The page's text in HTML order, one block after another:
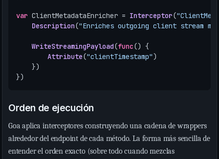
var ClientMetadataEnricher = Interceptor(
Description("Enriches outgoing client stream
WriteStreamingPayload(func() {
Attribute("clientTimestamp")
})
})
Orden de ejecución
Goa aplica interceptores construyendo una cadena de wrappers
alrededor del endpoint de cada método. La forma más sencilla de
entender el orden exacto (sobre todo cuando mezclas